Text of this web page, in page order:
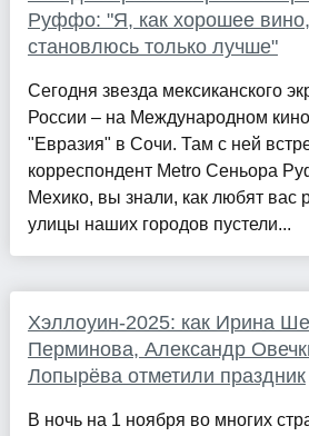
Руффо: "Я, как хорошее
становлюсь только лучше"
Сегодня звезда мексиканского
России – на Международном
"Евразия" в Сочи. Там с ней
корреспондент Metro Сеньора
Мехико, вы знали, как любят вас
улицы наших городов пустели...
Хэллоуин-2025: как Ирина
Перминова, Александр
Лопырёва отметили праздник
В ночь на 1 ноября во многих